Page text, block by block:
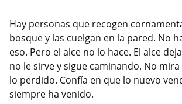
Hay personas que recogen
bosque y las cuelgan en la pared. No
eso. Pero el alce no lo hace. El alce
no le sirve y sigue caminando. No
lo perdido. Confía en que lo nuevo
siempre ha venido.